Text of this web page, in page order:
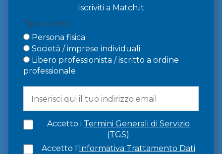
Iscriviti a Match.it
Tipo utente
Persona fisica
Società / imprese individuali
Libero professionista / iscritto a ordine
professionale
Accetto i Termini Generali di Servizio
(TGS)
Accetto l'Informativa Trattamento Dati